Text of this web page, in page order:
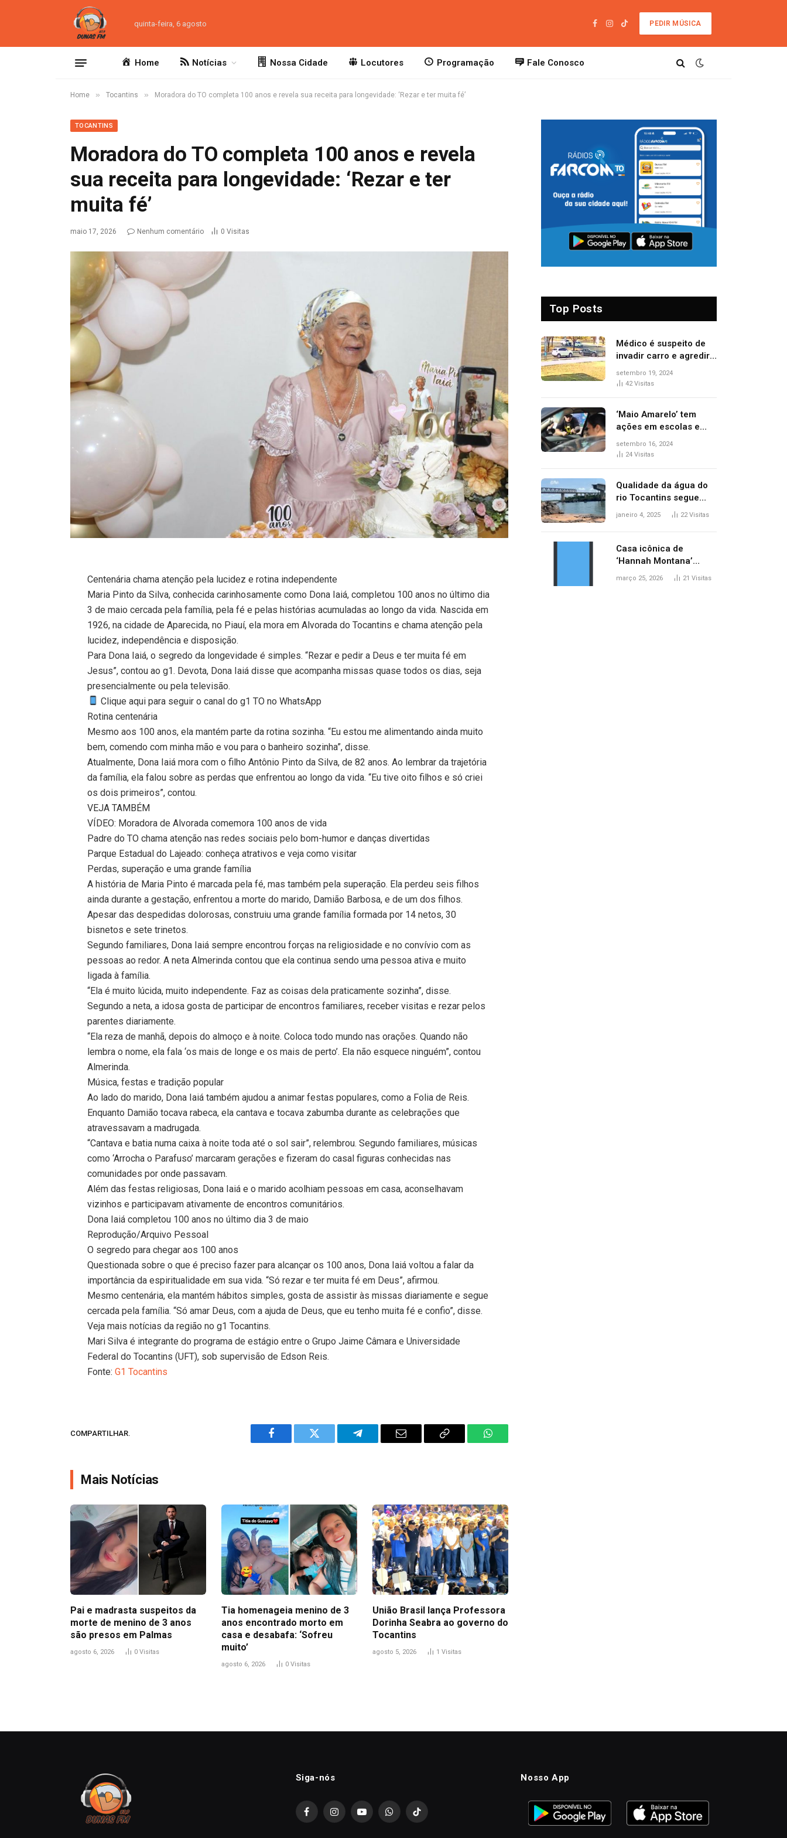
quinta-feira, 6 agosto
Facebook
Instagram
TikTok
PEDIR MÚSICA
Home Notícias Nossa Cidade Locutores Programação Fale Conosco
Home » Tocantins » Moradora do TO completa 100 anos e revela sua receita para longevidade: ‘Rezar e ter muita fé’
TOCANTINS
Moradora do TO completa 100 anos e revela
sua receita para longevidade: ‘Rezar e ter
muita fé’
maio 17, 2026 Nenhum comentário 0 Visitas
Centenária chama atenção pela lucidez e rotina independente
Maria Pinto da Silva, conhecida carinhosamente como Dona Iaiá, completou 100 anos no último dia
3 de maio cercada pela família, pela fé e pelas histórias acumuladas ao longo da vida. Nascida em
1926, na cidade de Aparecida, no Piauí, ela mora em Alvorada do Tocantins e chama atenção pela
lucidez, independência e disposição.
Para Dona Iaiá, o segredo da longevidade é simples. “Rezar e pedir a Deus e ter muita fé em
Jesus”, contou ao g1. Devota, Dona Iaiá disse que acompanha missas quase todos os dias, seja
presencialmente ou pela televisão.
Clique aqui para seguir o canal do g1 TO no WhatsApp
Rotina centenária
Mesmo aos 100 anos, ela mantém parte da rotina sozinha. “Eu estou me alimentando ainda muito
bem, comendo com minha mão e vou para o banheiro sozinha”, disse.
Atualmente, Dona Iaiá mora com o filho Antônio Pinto da Silva, de 82 anos. Ao lembrar da trajetória
da família, ela falou sobre as perdas que enfrentou ao longo da vida. “Eu tive oito filhos e só criei
os dois primeiros”, contou.
VEJA TAMBÉM
VÍDEO: Moradora de Alvorada comemora 100 anos de vida
Padre do TO chama atenção nas redes sociais pelo bom-humor e danças divertidas
Parque Estadual do Lajeado: conheça atrativos e veja como visitar
Perdas, superação e uma grande família
A história de Maria Pinto é marcada pela fé, mas também pela superação. Ela perdeu seis filhos
ainda durante a gestação, enfrentou a morte do marido, Damião Barbosa, e de um dos filhos.
Apesar das despedidas dolorosas, construiu uma grande família formada por 14 netos, 30
bisnetos e sete trinetos.
Segundo familiares, Dona Iaiá sempre encontrou forças na religiosidade e no convívio com as
pessoas ao redor. A neta Almerinda contou que ela continua sendo uma pessoa ativa e muito
ligada à família.
“Ela é muito lúcida, muito independente. Faz as coisas dela praticamente sozinha”, disse.
Segundo a neta, a idosa gosta de participar de encontros familiares, receber visitas e rezar pelos
parentes diariamente.
“Ela reza de manhã, depois do almoço e à noite. Coloca todo mundo nas orações. Quando não
lembra o nome, ela fala ‘os mais de longe e os mais de perto’. Ela não esquece ninguém”, contou
Almerinda.
Música, festas e tradição popular
Ao lado do marido, Dona Iaiá também ajudou a animar festas populares, como a Folia de Reis.
Enquanto Damião tocava rabeca, ela cantava e tocava zabumba durante as celebrações que
atravessavam a madrugada.
“Cantava e batia numa caixa à noite toda até o sol sair”, relembrou. Segundo familiares, músicas
como ‘Arrocha o Parafuso’ marcaram gerações e fizeram do casal figuras conhecidas nas
comunidades por onde passavam.
Além das festas religiosas, Dona Iaiá e o marido acolhiam pessoas em casa, aconselhavam
vizinhos e participavam ativamente de encontros comunitários.
Dona Iaiá completou 100 anos no último dia 3 de maio
Reprodução/Arquivo Pessoal
O segredo para chegar aos 100 anos
Questionada sobre o que é preciso fazer para alcançar os 100 anos, Dona Iaiá voltou a falar da
importância da espiritualidade em sua vida. “Só rezar e ter muita fé em Deus”, afirmou.
Mesmo centenária, ela mantém hábitos simples, gosta de assistir às missas diariamente e segue
cercada pela família. “Só amar Deus, com a ajuda de Deus, que eu tenho muita fé e confio”, disse.
Veja mais notícias da região no g1 Tocantins.
Mari Silva é integrante do programa de estágio entre o Grupo Jaime Câmara e Universidade
Federal do Tocantins (UFT), sob supervisão de Edson Reis.
Fonte:G1 Tocantins
COMPARTILHAR.
Facebook Twitter Telegram Email
Copy
WhatsApp
Mais Notícias
Pai e madrasta suspeitos da
morte de menino de 3 anos
são presos em Palmas
agosto 6, 2026 0 Visitas
Tia homenageia menino de 3
anos encontrado morto em
casa e desabafa: ‘Sofreu
muito’
agosto 6, 2026 0 Visitas
União Brasil lança Professora
Dorinha Seabra ao governo do
Tocantins
agosto 5, 2026 1 Visitas
Top Posts
Médico é suspeito de
invadir carro e agredir
delegado aposentado
durante confusão no
setembro 19, 2024
42Visitas
‘Maio Amarelo’ tem
ações em escolas e
ruas para prevenir
acidentes no trânsito
setembro 16, 2024
24 Visitas
Qualidade da água do
rio Tocantins segue
sem indicar alterações
afirma ANA
janeiro 4, 2025 22Visitas
Casa icônica de
‘Hannah Montana’
poderá ser alugada por
março 25, 2026 21 Visitas
Siga-nós
FacebookInstagramYouTubeWhatsAppTikTok
Nosso App